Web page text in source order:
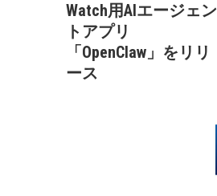
Watch用AIエージェン
トアプリ
「OpenClaw」をリリ
ース